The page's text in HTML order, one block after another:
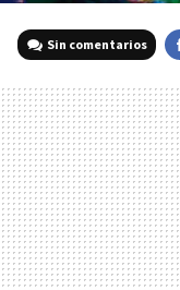
Sin comentarios